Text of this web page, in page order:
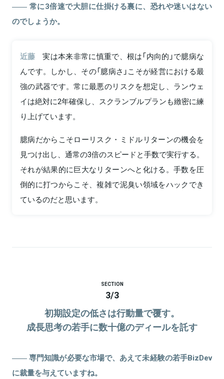
常に3倍速で大胆に仕掛ける裏に、恐れや迷いはない
のでしょうか。
近藤
実は本来非常に慎重で、根は「内向的」で臆病な
んです。しかし、その「臆病さ」こそが経営における最
強の武器です。常に最悪のリスクを想定し、ランウェ
イは絶対に2年確保し、スクランブルプランも緻密に練
り上げています。
臆病だからこそローリスク・ミドルリターンの機会を
見つけ出し、通常の3倍のスピードと手数で実行する。
それが結果的に巨大なリターンへと化ける。手数を圧
倒的に打つからこそ、複雑で泥臭い領域をハックでき
ているのだと思います。
SECTION
3/3
初期設定の低さは行動量で覆す。
成長思考の若手に数十億のディールを託す
専門知識が必要な市場で、あえて未経験の若手BizDev
に裁量を与えていますね。